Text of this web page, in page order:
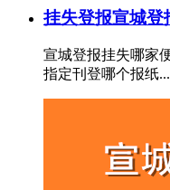
挂失登报宣城登
宣城登报挂失哪家
指定刊登哪个报纸...